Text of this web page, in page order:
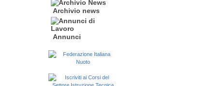
Archivio news
Annunci